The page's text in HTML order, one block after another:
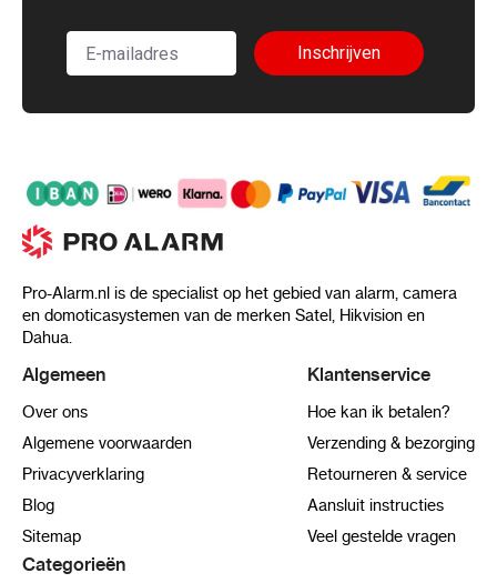
Inschrijven
Pro-Alarm.nl is de specialist op het gebied van alarm, camera
en domoticasystemen van de merken Satel, Hikvision en
Dahua.
Algemeen
Over ons
Algemene voorwaarden
Privacyverklaring
Blog
Sitemap
Klantenservice
Hoe kan ik betalen?
Verzending & bezorging
Retourneren & service
Aansluit instructies
Veel gestelde vragen
Categorieën